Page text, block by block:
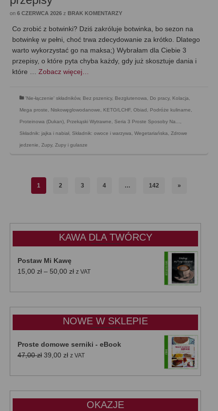
on 6 CZERWCA 2026 z BRAK KOMENTARZY
Co zrobić z botwinki? Dziś zakróluje botwinka, bo sezon na
botwinkę w pełni, choć trwa zdecydowanie za krótko. Dlatego
warto wykorzystać go na maksa;) Wybrałam dla Ciebie 3
przepisy, o które pyta chyba każdy, gdy już skosztuje dania i
które … Zobacz więcej…
'Nie-łączenie' składników, Bez pszenicy, Bezglutenowa Do pracy, Kolacja
Mega proste Niskowęglowodanowe, KETO/LCHF, Obiad Podróże kulinarne
Proteinowa (Dukan) Przekąski Wytrawne Seria 3 Proste Sposoby Na...
Składnik: jajka i nabiał Składnik: owoce i warzywa Wegetariańska Zdrowe
jedzenie Zupy, Zupy i gulasze
1 2 3 4 … 142 »
KAWA DLA TWÓRCY
Postaw Mi Kawę
15,00 zł – 50,00 złZakres
od
do
50,00 zł
z VAT
NOWE W SKLEPIE
Proste domowe serniki - eBook
47,00zł Pierwotna
wynosiła:
39,00 złAktualna
wynosi:
z VAT
OKAZJE